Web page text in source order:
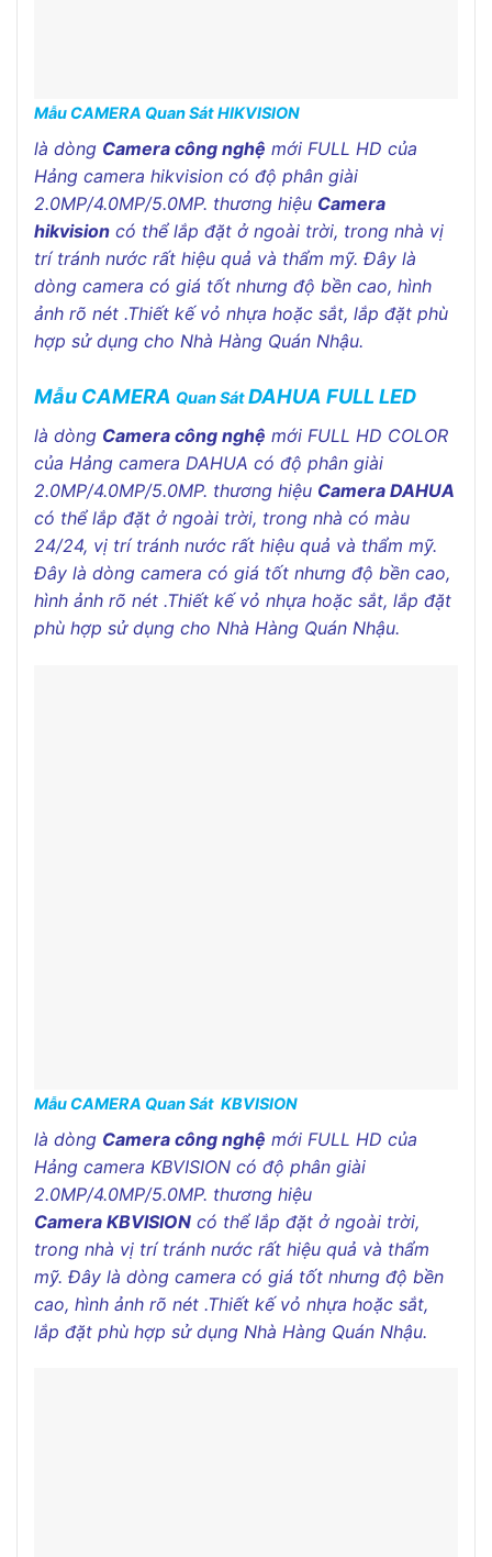
Mẫu CAMERA Quan Sát HIKVISION
là dòng Camera công nghệ mới FULL HD của
Hảng camera hikvision có độ phân giài
2.0MP/4.0MP/5.0MP. thương hiệu Camera
hikvision có thể lắp đặt ở ngoài trời, trong nhà vị
trí tránh nước rất hiệu quả và thẩm mỹ. Đây là
dòng camera có giá tốt nhưng độ bền cao, hình
ảnh rõ nét .Thiết kế vỏ nhựa hoặc sắt, lắp đặt phù
hợp sử dụng cho Nhà Hàng Quán Nhậu.
Mẫu CAMERA Quan SátDAHUA FULL LED
là dòng Camera công nghệ mới FULL HD COLOR
của Hảng camera DAHUA có độ phân giài
2.0MP/4.0MP/5.0MP. thương hiệu Camera DAHUA
có thể lắp đặt ở ngoài trời, trong nhà có màu
24/24, vị trí tránh nước rất hiệu quả và thẩm mỹ.
Đây là dòng camera có giá tốt nhưng độ bền cao,
hình ảnh rõ nét .Thiết kế vỏ nhựa hoặc sắt, lắp đặt
phù hợp sử dụng cho Nhà Hàng Quán Nhậu.
Mẫu CAMERA Quan Sát KBVISION
là dòng Camera công nghệ mới FULL HD của
Hảng camera KBVISION có độ phân giài
2.0MP/4.0MP/5.0MP. thương hiệu
Camera KBVISION có thể lắp đặt ở ngoài trời,
trong nhà vị trí tránh nước rất hiệu quả và thẩm
mỹ. Đây là dòng camera có giá tốt nhưng độ bền
cao, hình ảnh rõ nét .Thiết kế vỏ nhựa hoặc sắt,
lắp đặt phù hợp sử dụng Nhà Hàng Quán Nhậu.